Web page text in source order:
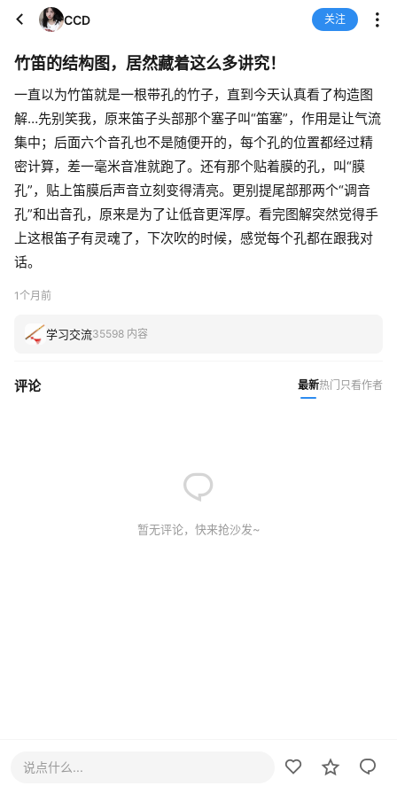
CCD 关注
竹笛的结构图，居然藏着这么多讲究！
一直以为竹笛就是一根带孔的竹子，直到今天认真看了构造图
解…先别笑我，原来笛子头部那个塞子叫“笛塞”，作用是让气流
集中；后面六个音孔也不是随便开的，每个孔的位置都经过精
密计算，差一毫米音准就跑了。还有那个贴着膜的孔，叫“膜
孔”，贴上笛膜后声音立刻变得清亮。更别提尾部那两个“调音
孔”和出音孔，原来是为了让低音更浑厚。看完图解突然觉得手
上这根笛子有灵魂了，下次吹的时候，感觉每个孔都在跟我对
话。
1个月前
学习交流35598 内容
评论 最新热门 只看作者
暂无评论，快来抢沙发~
说点什么...